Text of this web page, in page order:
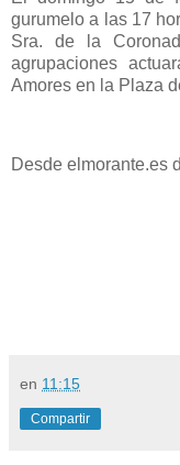
gurumelo a las 17
Sra. de la
agrupaciones
Amores en la Plaza
Desde elmorante.es
en 11:15
Compartir